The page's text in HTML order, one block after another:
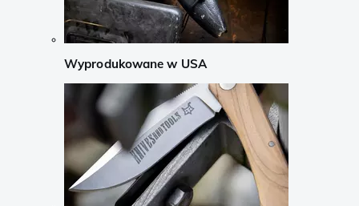
Wyprodukowane w USA